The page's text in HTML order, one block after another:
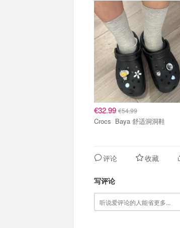
€32.99 €54.99
Crocs Baya 舒适洞洞鞋
评论 收藏
写评论